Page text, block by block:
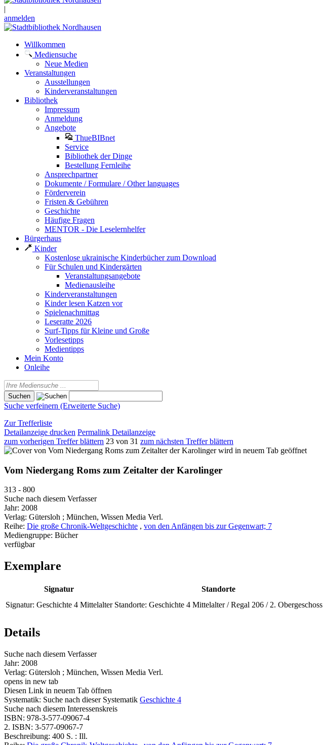
|
anmelden
Willkommen
Mediensuche
Neue Medien
Veranstaltungen
Ausstellungen
Kinderveranstaltungen
Bibliothek
Impressum
Anmeldung
Angebote
ThueBIBnet
Service
Bibliothek der Dinge
Bestellung Fernleihe
Ansprechpartner
Dokumente / Formulare / Other languages
Förderverein
Fristen & Gebühren
Geschichte
Häufige Fragen
MENTOR - Die Leselernhelfer
Bürgerhaus
Kinder
Kostenlose ukrainische Kinderbücher zum Download
Für Schulen und Kindergärten
Veranstaltungsangebote
Medienausleihe
Kinderveranstaltungen
Kinder lesen Katzen vor
Spielenachmittag
Leseratte 2026
Surf-Tipps für Kleine und Große
Vorlesetipps
Medientipps
Mein Konto
Onleihe
Suche verfeinern (Erweiterte Suche)
Zur Trefferliste
Detailanzeige drucken Permalink Detailanzeige
zum vorherigen Treffer blättern 23 von 31 zum nächsten Treffer blättern
wird in neuem Tab geöffnet
Vom Niedergang Roms zum Zeitalter der Karolinger
313 - 800
Suche nach diesem Verfasser
Jahr: 2008
Verlag: Gütersloh ; München, Wissen Media Verl.
Reihe: Die große Chronik-Weltgeschichte , von den Anfängen bis zur Gegenwart; 7
Mediengruppe: Bücher
verfügbar
Exemplare
Signatur Standorte
Signatur: Geschichte 4 Mittelalter Standorte: Geschichte 4 Mittelalter / Regal 206 / 2. Obergeschoss
Details
Suche nach diesem Verfasser
Jahr: 2008
Verlag: Gütersloh ; München, Wissen Media Verl.
opens in new tab
Diesen Link in neuem Tab öffnen
Systematik: Suche nach dieser Systematik Geschichte 4
Suche nach diesem Interessenskreis
ISBN: 978-3-577-09067-4
2. ISBN: 3-577-09067-7
Beschreibung: 400 S. : Ill.